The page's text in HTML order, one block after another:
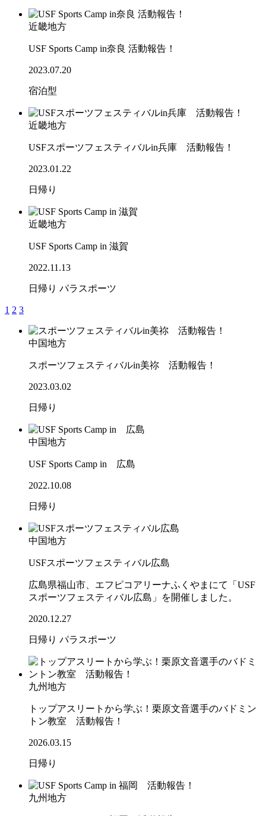
近畿地方
USF Sports Camp in奈良 活動報告！
2023.07.20
宿泊型
近畿地方
USFスポーツフェスティバルin兵庫 活動報告！
2023.01.22
日帰り
近畿地方
USF Sports Camp in 滋賀
2022.11.13
日帰り パラスポーツ
1 2 3
中国地方
スポーツフェスティバルin美祢 活動報告！
2023.03.02
日帰り
中国地方
USF Sports Camp in 広島
2022.10.08
日帰り
中国地方
USFスポーツフェスティバル広島
広島県福山市、エフピコアリーナふくやまにて「USF
スポーツフェスティバル広島」を開催しました。
2020.12.27
日帰り パラスポーツ
九州地方
トップアスリートから学ぶ！栗原文音選手のバドミン
トン教室 活動報告！
2026.03.15
日帰り
九州地方